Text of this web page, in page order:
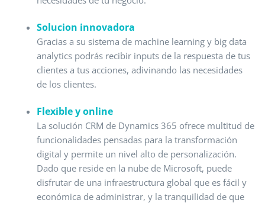
Solucion innovadora
Gracias a su sistema de machine learning y big data
analytics podrás recibir inputs de la respuesta de tus
clientes a tus acciones, adivinando las necesidades
de los clientes.
Flexible y online
La solución CRM de Dynamics 365 ofrece multitud de
funcionalidades pensadas para la transformación
digital y permite un nivel alto de personalización.
Dado que reside en la nube de Microsoft, puede
disfrutar de una infraestructura global que es fácil y
económica de administrar, y la tranquilidad de que